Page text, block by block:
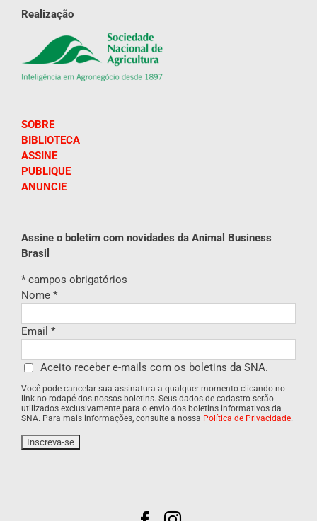
Realização
SOBRE
BIBLIOTECA
ASSINE
PUBLIQUE
ANUNCIE
Assine o boletim com novidades da Animal Business
Brasil
* campos obrigatórios
Nome *
Email *
Aceito receber e-mails com os boletins da SNA.
Você pode cancelar sua assinatura a qualquer momento clicando no
link no rodapé dos nossos boletins. Seus dados de cadastro serão
utilizados exclusivamente para o envio dos boletins informativos da
SNA. Para mais informações, consulte a nossa Política de Privacidade.